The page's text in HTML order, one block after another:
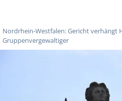
Nordrhein-Westfalen: Gericht verhängt
Gruppenvergewaltiger